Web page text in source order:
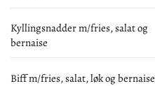
Kyllingsnadder m/fries, salat og
bernaise
Biff m/fries, salat, løk og bernaise